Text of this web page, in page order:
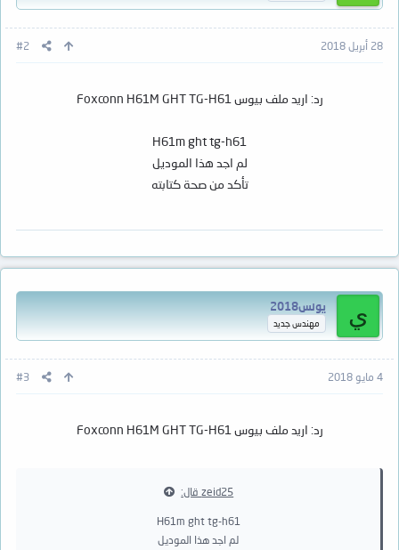
28 أبريل 2018 #2
رد: اريد ملف بيوس Foxconn H61M GHT TG-H61
H61m ght tg-h61
لم اجد هذا الموديل
تأكد من صحة كتابته
ي يونس2018
مهندس جديد
4 مايو 2018 #3
رد: اريد ملف بيوس Foxconn H61M GHT TG-H61
zeid25 قال:
H61m ght tg-h61
لم اجد هذا الموديل